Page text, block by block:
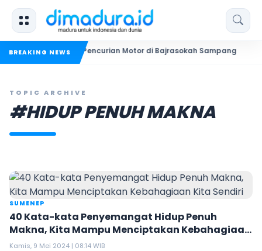
BREAKING NEWS
Dua Pelaku Pencurian Motor di Bajrasokah Sampang
TOPIC ARCHIVE
#HIDUP PENUH MAKNA
SUMENEP
40 Kata-kata Penyemangat Hidup Penuh
Makna, Kita Mampu Menciptakan Kebahagiaan
Kita Sendiri
Kamis, 9 Mei 2024 | 08:14 WIB